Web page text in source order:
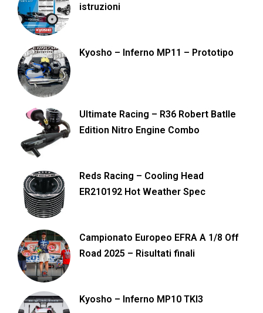
istruzioni
Kyosho – Inferno MP11 – Prototipo
Ultimate Racing – R36 Robert Batlle
Edition Nitro Engine Combo
Reds Racing – Cooling Head
ER210192 Hot Weather Spec
Campionato Europeo EFRA A 1/8 Off
Road 2025 – Risultati finali
Kyosho – Inferno MP10 TKI3